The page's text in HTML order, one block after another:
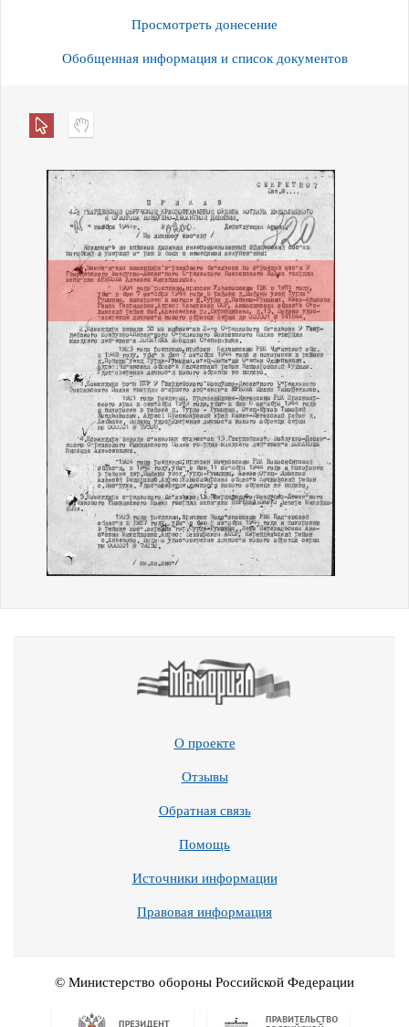
Просмотреть донесение
Обобщенная информация и список документов
О проекте
Отзывы
Обратная связь
Помощь
Источники информации
Правовая информация
© Министерство обороны Российской Федерации